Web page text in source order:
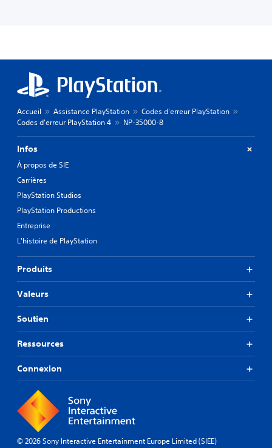
Accueil Assistance PlayStation
Codes d'erreur PlayStation
Codes d'erreur PlayStation 4
NP-35000-8
Infos
À propos de SIE
Carrières
PlayStation Studios
PlayStation Productions
Entreprise
L'histoire de PlayStation
Produits
Valeurs
Soutien
Ressources
Connexion
© 2026 Sony Interactive Entertainment Europe Limited (SIEE)